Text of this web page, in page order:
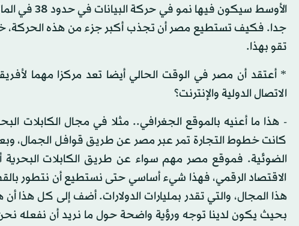
جدا. فكيف تستطيع مصر أن تجذب أكبر جزء من هذه الحركة،
تقو بهذا.
* أعتقد أن مصر في الوقت الحالي أيضا تعد مركزا مهما
الاتصال الدولية والإنترنت؟
- هذا ما أعنيه بالموقع الجغرافي.. مثلا في مجال الكابلات
كانت خطوط التجارة تمر عبر مصر عن طريق قوافل الجمال،
الضوئية. فموقع مصر مهم سواء عن طريق الكابلات
الاقتصاد الرقمي، فهذا شيء أساسي حتى نستطيع أن نتطور
هذا المجال، والتي تقدر بمليارات الدولارات. أضف إلى كل هذا
بحيث يكون لدينا توجه ورؤية واضحة حول ما نريد أن نفعله